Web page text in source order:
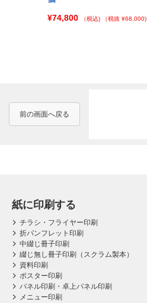
¥74,800
（税込) （税抜 ¥68,000)
前の画面へ戻る
紙に印刷する
チラシ・フライヤー印刷
折パンフレット印刷
中綴じ冊子印刷
綴じ無し冊子印刷（スクラム製本）
資料印刷
ポスター印刷
パネル印刷・卓上パネル印刷
メニュー印刷